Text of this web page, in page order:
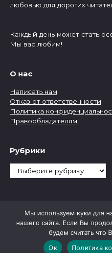
любовью для дорогих
Каждый день может стать
Мы вас любим!
О нас
Написать нам
Отказ от ответственности
Политика
Правообладателям
Рубрики
Рубрики
Мы используем куки для
нашего сайта. Если Вы
будем считать что
Ок
Политика